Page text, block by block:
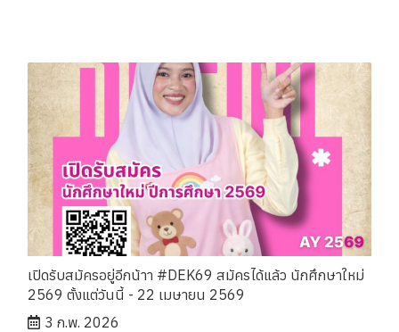
เปิดรับสมัครอยู่อีกน้าา #DEK69 สมัครได้แล้ว นักศึกษาใหม่
2569 ตั้งแต่วันนี้ - 22 เมษายน 2569
3 ก.พ. 2026